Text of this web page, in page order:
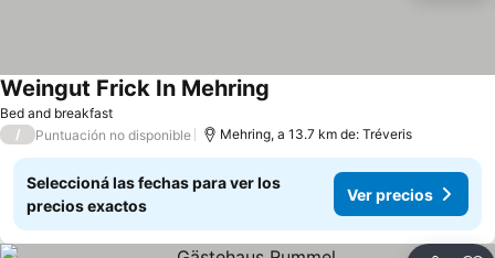
Bed and breakfast
Weingut Frick In Mehring
/ Puntuación no disponible Mehring, a 13.7 km de: Tréveris
Seleccioná las fechas para ver los
precios exactos
Ver precios